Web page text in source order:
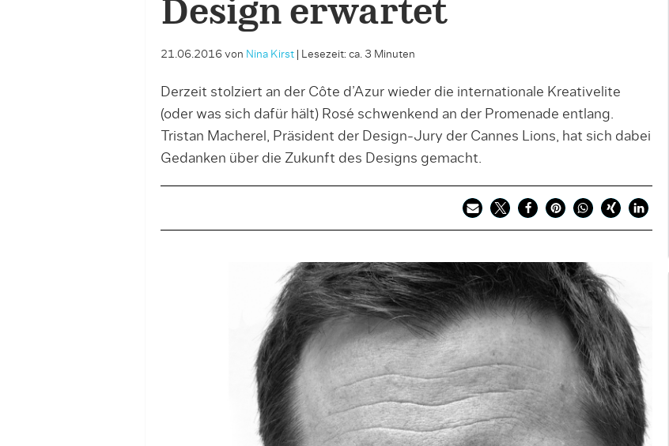
Design erwartet
21.06.2016 von Nina Kirst| Lesezeit: ca. 3 Minuten
Derzeit stolziert an der Côte d’Azur wieder die internationale Kreativelite
(oder was sich dafür hält) Rosé schwenkend an der Promenade entlang.
Tristan Macherel, Präsident der Design-Jury der Cannes Lions, hat sich dabei
Gedanken über die Zukunft des Designs gemacht.